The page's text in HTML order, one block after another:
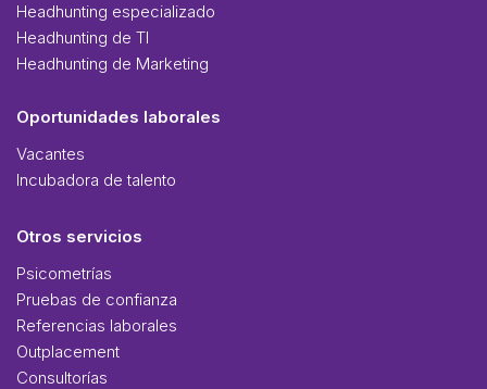
Headhunting especializado
Headhunting de TI
Headhunting de Marketing
Oportunidades laborales
Vacantes
Incubadora de talento
Otros servicios
Psicometrías
Pruebas de confianza
Referencias laborales
Outplacement
Consultorías